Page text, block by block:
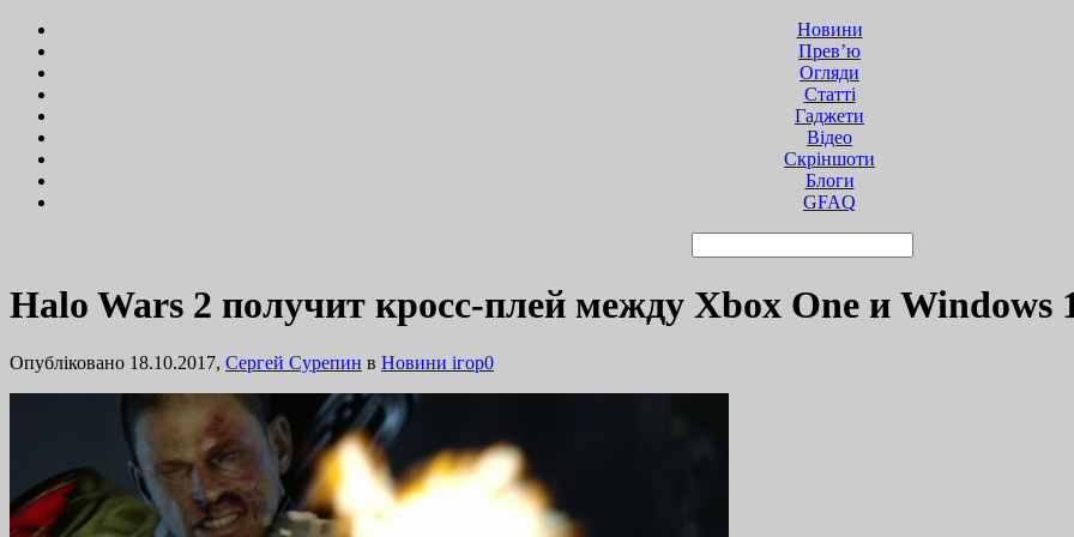
Новини
Прев’ю
Огляди
Статті
Гаджети
Відео
Cкріншоти
Блоги
GFAQ
Halo Wars 2 получит кросс-плей между Xbox One и Windows
Опубліковано 18.10.2017, Сергей Сурепин в Новини ігор0